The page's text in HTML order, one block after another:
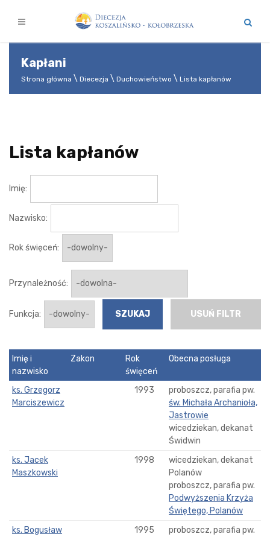
Kapłani
Strona główna Diecezja Duchowieństwo Lista kapłanów
Lista kapłanów
Imię:
Nazwisko:
Rok święceń:
Przynależność:
Funkcja: USUŃ FILTR
Imię i
nazwisko
Zakon
Rok
święceń
Obecna posługa
ks. Grzegorz
Marciszewicz
1993
proboszcz, parafia pw.
św. Michała Archanioła,
Jastrowie
wicedziekan, dekanat
Świdwin
ks. Jacek
Maszkowski
1998
wicedziekan, dekanat
Polanów
proboszcz, parafia pw.
Podwyższenia Krzyża
Świętego, Polanów
ks. Bogusław
1995
proboszcz, parafia pw.